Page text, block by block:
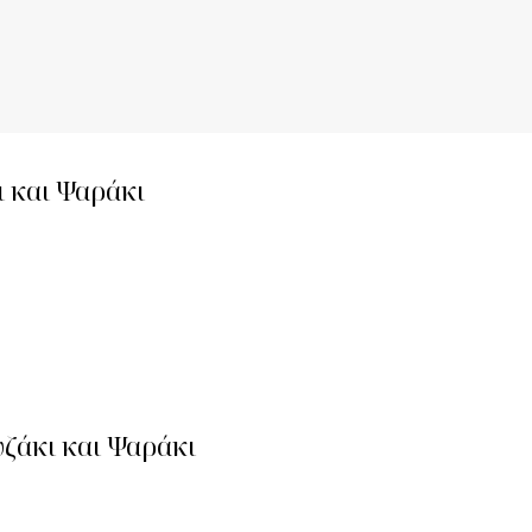
και Ψαράκι
και Ψαράκι